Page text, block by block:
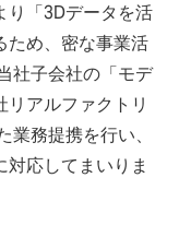
り「3Dデータを活
ため、密な事業活
社子会社の「モデ
アルファクトリ
務提携を行い、
応してまいりま